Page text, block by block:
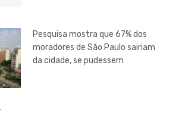
Pesquisa mostra que 67% dos
moradores de São Paulo sairiam
da cidade, se pudessem